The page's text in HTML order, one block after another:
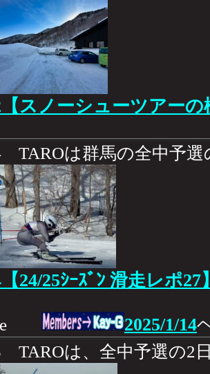
【スノーシューツアーの
TAROは群馬の全中予選
24/25ｼｰｽﾞﾝ 滑走レポ27
2025/1/14
TAROは、全中予選の2